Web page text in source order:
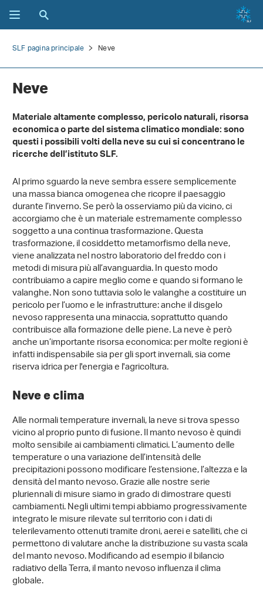
SLF pagina principale Neve
Neve
Materiale altamente complesso, pericolo naturali, risorsa
economica o parte del sistema climatico mondiale: sono
questi i possibili volti della neve su cui si concentrano le
ricerche dell’istituto SLF.
Al primo sguardo la neve sembra essere semplicemente
una massa bianca omogenea che ricopre il paesaggio
durante l’inverno. Se però la osserviamo più da vicino, ci
accorgiamo che è un materiale estremamente complesso
soggetto a una continua trasformazione. Questa
trasformazione, il cosiddetto metamorfismo della neve,
viene analizzata nel nostro laboratorio del freddo con i
metodi di misura più all’avanguardia. In questo modo
contribuiamo a capire meglio come e quando si formano le
valanghe. Non sono tuttavia solo le valanghe a costituire un
pericolo per l’uomo e le infrastrutture: anche il disgelo
nevoso rappresenta una minaccia, soprattutto quando
contribuisce alla formazione delle piene. La neve è però
anche un’importante risorsa economica: per molte regioni è
infatti indispensabile sia per gli sport invernali, sia come
riserva idrica per l'energia e l'agricoltura.
Neve e clima
Alle normali temperature invernali, la neve si trova spesso
vicino al proprio punto di fusione. Il manto nevoso è quindi
molto sensibile ai cambiamenti climatici. L’aumento delle
temperature o una variazione dell’intensità delle
precipitazioni possono modificare l’estensione, l’altezza e la
densità del manto nevoso. Grazie alle nostre serie
pluriennali di misure siamo in grado di dimostrare questi
cambiamenti. Negli ultimi tempi abbiamo progressivamente
integrato le misure rilevate sul territorio con i dati di
telerilevamento ottenuti tramite droni, aerei e satelliti, che ci
permettono di valutare anche la distribuzione su vasta scala
del manto nevoso. Modificando ad esempio il bilancio
radiativo della Terra, il manto nevoso influenza il clima
globale.